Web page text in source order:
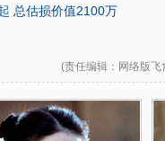
总估损价值2100万
(责任编辑 ：网络版